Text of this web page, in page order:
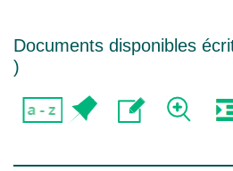
Documents disponibles
)